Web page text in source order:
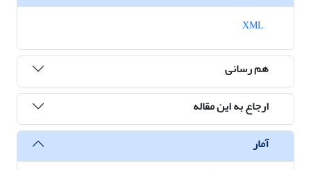
هم رسانی
ارجاع به این مقاله
آمار